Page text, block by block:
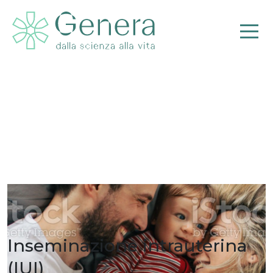
Inseminazione intrauterina
(IUI)